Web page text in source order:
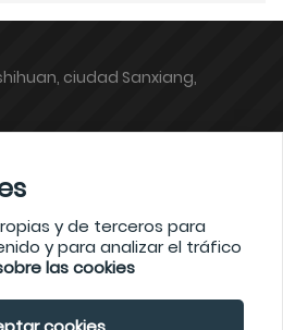
ciudad Sanxiang,
waimaoniu.net
y de terceros para
y para analizar el tráfico
las cookies